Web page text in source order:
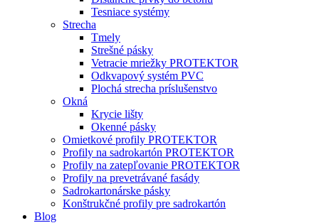
Tesniace systémy
Strecha
Tmely
Strešné pásky
Vetracie mriežky PROTEKTOR
Odkvapový systém PVC
Plochá strecha príslušenstvo
Okná
Krycie lišty
Okenné pásky
Omietkové profily PROTEKTOR
Profily na sadrokartón PROTEKTOR
Profily na zatepľovanie PROTEKTOR
Profily na prevetrávané fasády
Sadrokartonárske pásky
Konštrukčné profily pre sadrokartón
Blog